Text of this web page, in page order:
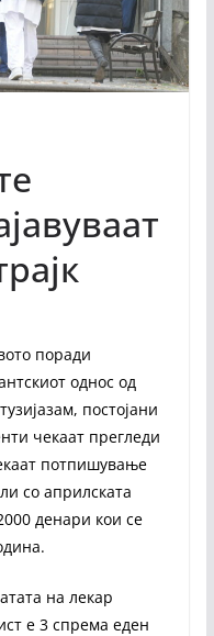
поради
однос од
постојани
чекаат прегледи
потпишување
со априлската
денари кои се
на лекар
е 3 спрема еден